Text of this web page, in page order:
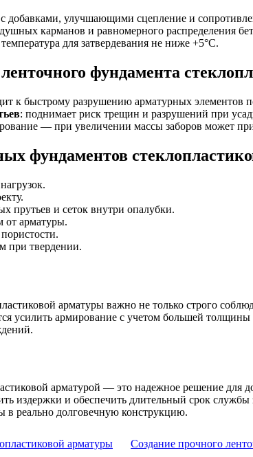
добавками, улучшающими сцепление и
карманов и равномерного распределения
для затвердевания не ниже +5°C.
фундамента
к быстрому разрушению арматурных элементов
: поднимает риск трещин и разрушений при
— при увеличении массы заборов может
фундаментов
прутьев и сеток внутри опалубки.
от арматуры.
при твердении.
арматуры важно не только строго
усилить армирование с учетом большей
арматурой — это надежное решение
издержки и обеспечить длительный срок
реально долговечную конструкцию.
арматуры Создание прочного